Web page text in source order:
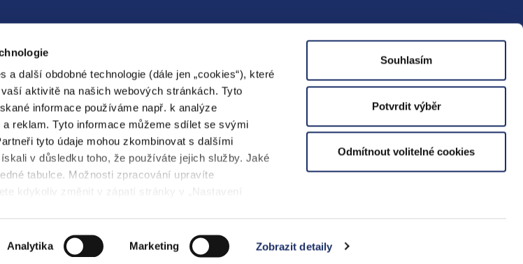
další obdobné technologie (dále jen „cookies“), které
aktivitě na našich webových stránkách. Tyto
informace používáme např. k analýze
reklam. Tyto informace můžeme sdílet se svými
tyto údaje mohou zkombinovat s dalšími
v důsledku toho, že používáte jejich služby. Jaké
tabulce. Možnosti zpracování upravíte
kdykoliv změnit v zápatí stránky v „Nastavení
Analytika Marketing Zobrazit detaily
Souhlasím
Potvrdit výběr
Odmítnout volitelné cookies
prekolo@pre.cz
PREservisní KORMARK VOLTCOM Yello